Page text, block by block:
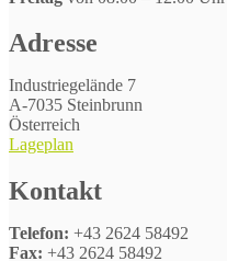
Adresse
Industriegelände 7
A-7035 Steinbrunn
Österreich
Lageplan
Kontakt
Telefon: +43 2624 58492
Fax: +43 2624 58492